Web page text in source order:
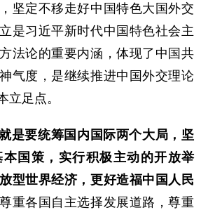
坚定不移走好中国特色大国外交
是习近平新时代中国特色社会主
法论的重要内涵，体现了中国共
气度，是继续推进中国外交理论
立足点。
是要统筹国内国际两个大局，坚
国策，实行积极主动的开放举
型世界经济，更好造福中国人民
重各国自主选择发展道路，尊重